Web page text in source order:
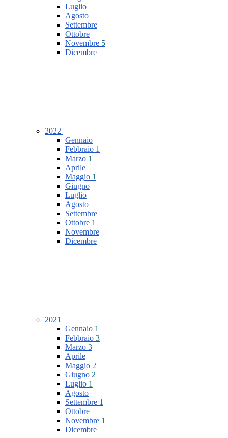
Luglio
Agosto
Settembre
Ottobre
Novembre 5
Dicembre
2022
Gennaio
Febbraio 1
Marzo 1
Aprile
Maggio 1
Giugno
Luglio
Agosto
Settembre
Ottobre 1
Novembre
Dicembre
2021
Gennaio 1
Febbraio 3
Marzo 3
Aprile
Maggio 2
Giugno 2
Luglio 1
Agosto
Settembre 1
Ottobre
Novembre 1
Dicembre